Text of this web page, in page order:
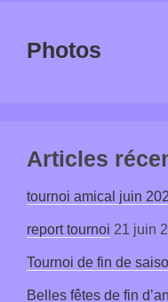
Photos
Articles
tournoi amical juin
report tournoi 21 juin
Tournoi de fin de
Belles fêtes de fin